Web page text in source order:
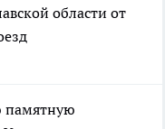
области от
памятную